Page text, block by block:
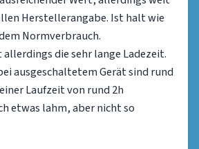
Herstellerangabe. Ist halt wie
Normverbrauch.
die sehr lange Ladezeit.
ausgeschaltetem Gerät sind rund
Laufzeit von rund 2h
etwas lahm, aber nicht so